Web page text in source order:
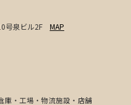
号泉ビル2F MAP
庫・工場・物流施設・店舗